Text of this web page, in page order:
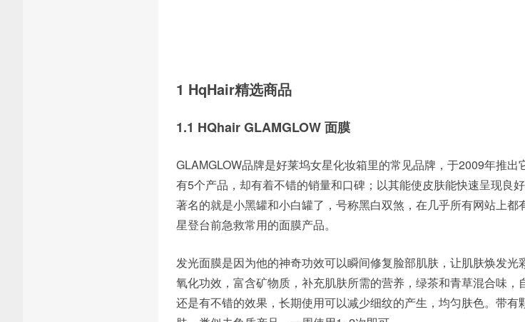
1 HqHair精选商品
1.1 HQhair GLAMGLOW 面膜
GLAMGLOW品牌是好莱坞女星化妆箱里的常见品牌，于2009年推出
有5个产品，却有着不错的销量和口碑；以其能使皮肤能快速呈现良
著名的就是小黑罐和小白罐了，号称黑白双煞，在几乎所有网站上都
星登台前急救常用的面膜产品。
发光面膜是因为他的神奇功效可以瞬间修复脸部肌肤，让肌肤焕发
氧化功效，富含矿物质，补充肌肤所需的营养，绿茶和青草混合味
还是有不错的效果，长期使用可以减少细纹的产生，均匀肤色。带